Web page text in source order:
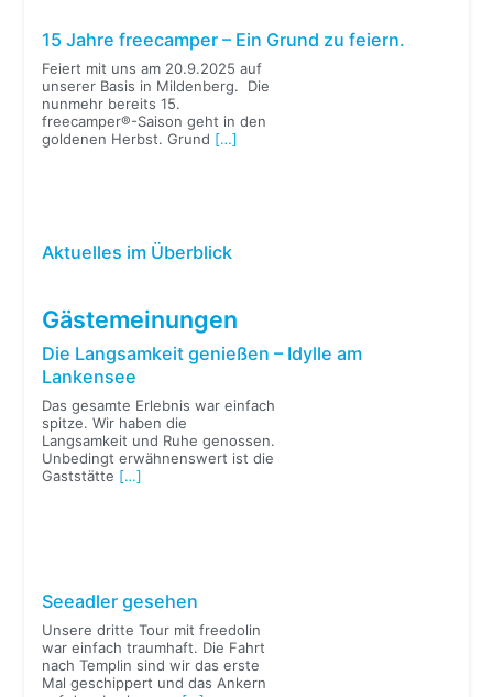
15 Jahre freecamper – Ein Grund zu feiern.
Feiert mit uns am 20.9.2025 auf
unserer Basis in Mildenberg. Die
nunmehr bereits 15.
freecamper®-Saison geht in den
goldenen Herbst. Grund […]
Aktuelles im Überblick
Gästemeinungen
Die Langsamkeit genießen – Idylle am
Lankensee
Das gesamte Erlebnis war einfach
spitze. Wir haben die
Langsamkeit und Ruhe genossen.
Unbedingt erwähnenswert ist die
Gaststätte […]
Seeadler gesehen
Unsere dritte Tour mit freedolin
war einfach traumhaft. Die Fahrt
nach Templin sind wir das erste
Mal geschippert und das Ankern